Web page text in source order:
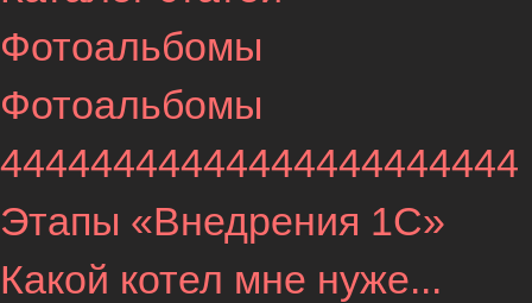
Фотоальбомы
Фотоальбомы
44444444444444444444444
Этапы «Внедрения 1С»
Какой котел мне нуже...